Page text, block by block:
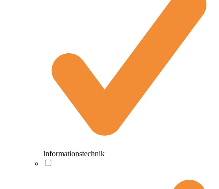
Informationstechnik